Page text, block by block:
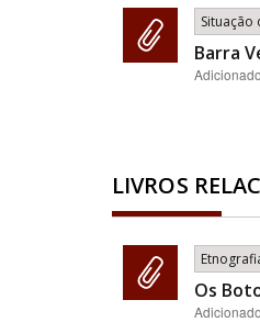
Situação
Barra
LIVROS
Os